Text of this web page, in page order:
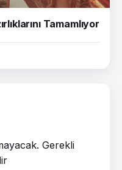
Tamamlıyor
Gerekli